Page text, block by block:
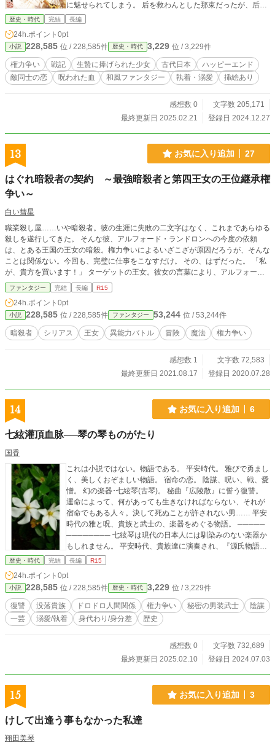
に魅せられてしまう。 后を救わんとした那束だったが、后は
それを許さなかった。 后は自らの命と引き換えに呪いをか
次に攻め入る紀国の山神が呪いを解くだろうとの託宣が出
る。 那束は従者と共に和議の名目で紀国へ向かう。山にて遭
難するが、そこで助けてくれたのが津久葉という洞窟で獣の
ように暮らしている娘だった。 古代日本を舞台にした歴史ロ
マンスファンタジー。
歴史・時代 完結 長編
24h.ポイント 0pt
小説 228,585 位 / 228,585件 歴史・時代 3,229 位 / 3,229件
権力争い 戦記 生贄に捧げられた少女 古代日本
ハッピーエンド
敵同士の恋
呪われた血 和風ファンタジー 執着・溺愛 挿絵あり
感想数 0
文字数 205,171
最終更新日 2025.02.21
登録日 2024.12.27
13 お気に入り追加 27
はぐれ暗殺者の契約 ～最強暗殺者と第四王女の王位継承権
争い～
白い彗星
職業殺し屋……いや暗殺者。彼の生涯に失敗の二文字はなく、これまであらゆる
殺しを遂行してきた。 そんな彼、アルフォード・ランドロンへの今度の依頼
は、とある王国の王女の暗殺。権力争いによるいざこざが原因だろうが、そんな
ことは関係ない。今回も、完璧に仕事をこなすだけ。 その、はずだった。 「私
が、貴方を買います！」 ターゲットの王女。彼女の言葉により、アルフォード
は初めての依頼失敗を経験する。代わりに要求されたのは、彼女の身の安全。こ
こに新たな契約が交わされる。 迫る刺客たちを掻い潜り、アルフォードは彼女
を、守り抜くことができるのか。 王位継承権をかけた争いに、巻き込まれてい
く。 タイトルは『はぐれ暗殺者(アサシン)の契約(アグリメント)』とお読みくだ
さい。 小説家になろうでも投稿しております。
ファンタジー 完結 長編 R15
24h.ポイント 0pt
小説 228,585 位 / 228,585件 ファンタジー 53,244 位 / 53,244件
暗殺者 シリアス 王女 異能力バトル 冒険 魔法 権力争い
感想数 1
文字数 72,583
最終更新日 2021.08.17
登録日 2020.07.28
14 お気に入り追加 6
七絃灌頂血脉──琴の琴ものがたり
国香
これは小説ではない。物語である。 平安時代。 雅びで勇まし
く、美しくおぞましい物語。 宿命の恋。 陰謀、呪い、戦、愛
憎。 幻の楽器･七絃琴(古琴)。 秘曲『広陵散』に誓う復讐。
運命によって、何があっても生きなければならない、それが
宿命でもある人々。決して死ぬことが許されない男…… 平安
時代の雅と呪、貴族と武士の、楽器をめぐる物語。 ─────
──────── 七絃琴は現代の日本人には馴染みのない楽器か
もしれません。 平安時代、貴族達に演奏され、『源氏物語』
にも登場します。しかし、平安時代後期、何故か滅んでしま
「しちげんかんじょうけちみゃく」「きんのこと」と読みま
す。
歴史・時代 完結 長編 R15
24h.ポイント 0pt
小説 228,585 位 / 228,585件 歴史・時代 3,229 位 / 3,229件
復讐 没落貴族 ドロドロ人間関係 権力争い 秘密の男装武士
陰謀
一芸
溺愛/執着 身代わり/身分差 歴史
感想数 0
文字数 732,689
最終更新日 2025.02.10
登録日 2024.07.03
15 お気に入り追加 3
けして出逢う事もなかった私達
翔田美琴